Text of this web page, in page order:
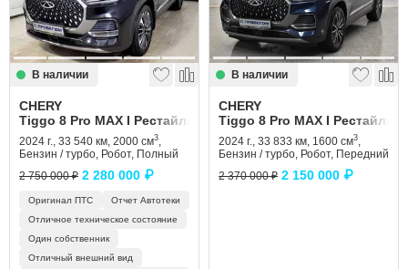
В наличии
CHERY
Tiggo 8 Pro MAX I Рестайлинг
2024 г., 33 540 км, 2000 см3,
Бензин / турбо, Робот, Полный
2 750 000 ₽ 2 280 000 ₽
Оригинал ПТС
Отчет Автотеки
Отличное техническое состояние
Один собственник
Отличный внешний вид
В наличии
CHERY
Tiggo 8 Pro MAX I Рестайлинг
2024 г., 33 833 км, 1600 см3,
Бензин / турбо, Робот, Передний
2 370 000 ₽ 2 150 000 ₽